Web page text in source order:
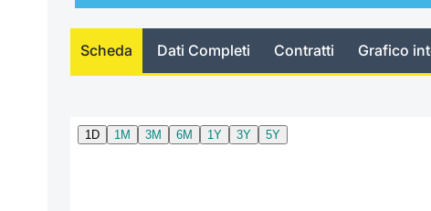
Scheda Dati Completi Contratti Grafico